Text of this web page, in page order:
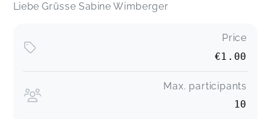
Liebe Grüsse Sabine Wimberger
Price
€1.00
Max. participants
10